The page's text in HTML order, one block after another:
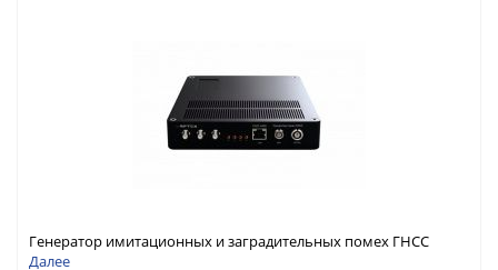
Генератор имитационных и заградительных помех ГНСС
RFТех ГНСП-4400
Далее